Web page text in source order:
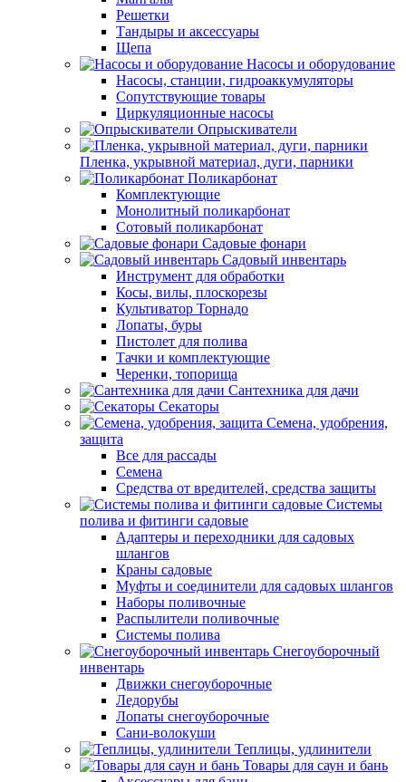
Решетки
Тандыры и аксессуары
Щепа
Насосы и оборудование
Насосы, станции, гидроаккумуляторы
Сопутствующие товары
Циркуляционные насосы
Опрыскиватели
Пленка, укрывной материал, дуги, парники
Поликарбонат
Комплектующие
Монолитный поликарбонат
Сотовый поликарбонат
Садовые фонари
Садовый инвентарь
Инструмент для обработки
Косы, вилы, плоскорезы
Культиватор Торнадо
Лопаты, буры
Пистолет для полива
Тачки и комплектующие
Черенки, топорища
Сантехника для дачи
Секаторы
Семена, удобрения,
защита
Все для рассады
Семена
Средства от вредителей, средства защиты
Системы
полива и фитинги садовые
Адаптеры и переходники для садовых
шлангов
Краны садовые
Муфты и соединители для садовых шлангов
Наборы поливочные
Распылители поливочные
Системы полива
Снегоуборочный
инвентарь
Движки снегоуборочные
Ледорубы
Лопаты снегоуборочные
Сани-волокуши
Теплицы, удлинители
Товары для саун и бань